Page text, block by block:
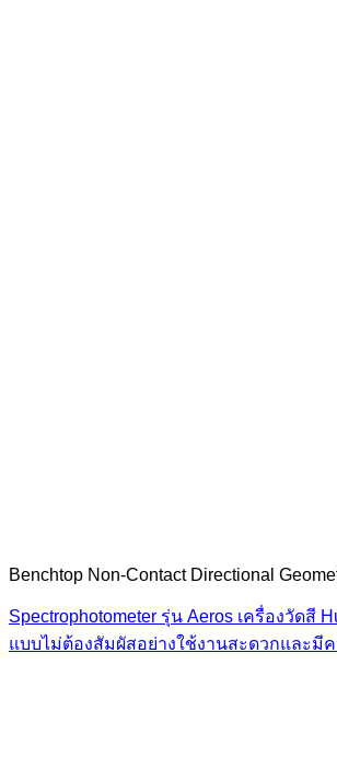
Benchtop Non-Contact Directional
Spectrophotometer รุ่น Aeros เครื่องวัดสี
แบบไม่ต้องสัมผัสอย่างใช้งานสะดวกและมี